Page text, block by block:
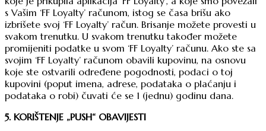
s Vašim ‘FF Loyalty’ računom, istog se časa brišu ako
izbrišete svoj ‘FF Loyalty’ račun. Brisanje možete provesti u
svakom trenutku. U svakom trenutku također možete
promijeniti podatke u svom ‘FF Loyalty’ računu. Ako ste sa
svojim ‘FF Loyalty’ računom obavili kupovinu, na osnovu
koje ste ostvarili određene pogodnosti, podaci o toj
kupovini (poput imena, adrese, podataka o plaćanju i
podataka o robi) čuvati će se 1 (jednu) godinu dana.
5. KORIŠTENJE „PUSH“ OBAVIJESTI